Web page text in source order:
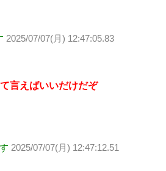
2025/07/07(月) 12:47:05.83
言えばいいだけだぞ
2025/07/07(月) 12:47:12.51